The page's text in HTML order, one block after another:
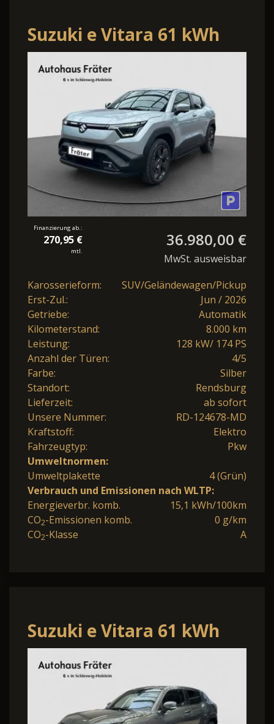
Suzuki e Vitara 61 kWh
Comfort+ Pano-Dach
Navi 360°Cam
Finanzierung ab.:
270,95 €
mtl.
36.980,00 €
MwSt. ausweisbar
Karosserieform:
SUV/Geländewagen/Pickup
Erst-Zul.:
Jun / 2026
Getriebe:
Automatik
Kilometerstand:
8.000 km
Leistung:
128 kW/ 174 PS
Anzahl der Türen:
4/5
Farbe:
Silber
Standort:
Rendsburg
Lieferzeit:
ab sofort
Unsere Nummer:
RD-124678-MD
Kraftstoff:
Elektro
Fahrzeugtyp:
Pkw
Umweltnormen:
Umweltplakette
4 (Grün)
Verbrauch und Emissionen nach WLTP:
Energieverbr. komb.
15,1 kWh/100km
CO2-Emissionen komb.
0 g/km
CO2-Klasse A
Suzuki e Vitara 61 kWh
Comfort+ Navi ACC
Panorama-Dach